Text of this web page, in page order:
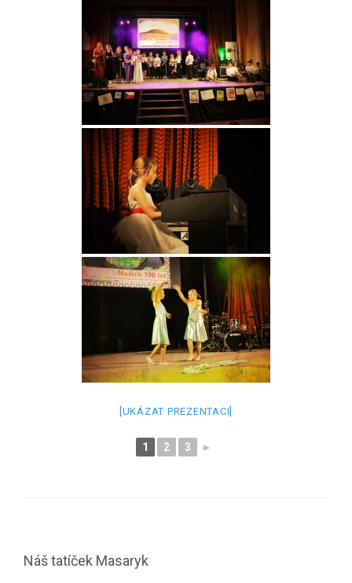
[UKÁZAT PREZENTACI]
1 2 3 ►
Náš tatíček Masaryk